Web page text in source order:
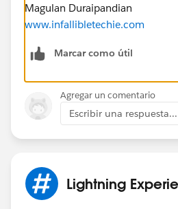
Magulan Duraipandian
www.infallibletechie.com
Marcar como útil
Agregar un comentario
Escribir una respuesta...
Lightning